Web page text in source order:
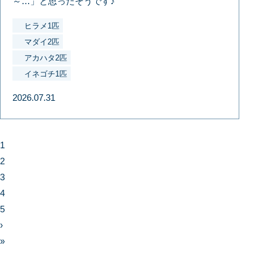
ヒラメ1匹
マダイ2匹
アカハタ2匹
イネゴチ1匹
2026.07.31
1
2
3
4
5
›
»